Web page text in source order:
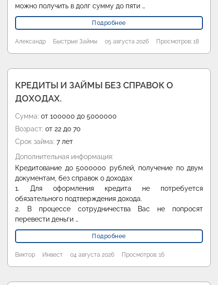
можно получить в долг сумму до пяти …
Подробнее
Александр Быстрые Займы 05 августа 2026 Просмотров: 18
КРЕДИТЫ И ЗАЙМЫ БЕЗ СПРАВОК О
ДОХОДАХ.
Сумма: от 100000 до 5000000
Возраст: от 22 до 70
Срок займа: 7 лет
Дополнительная информация:
Кредитование до 5000000 рублей, получение по двум
документам, без справок о доходах
1. Для оформления кредита не потребуется
обязательного подтверждения дохода.
2. В процессе сотрудничества Вас не попросят
перевести деньги …
Подробнее
Виктор Инвест 04 августа 2026 Просмотров: 16